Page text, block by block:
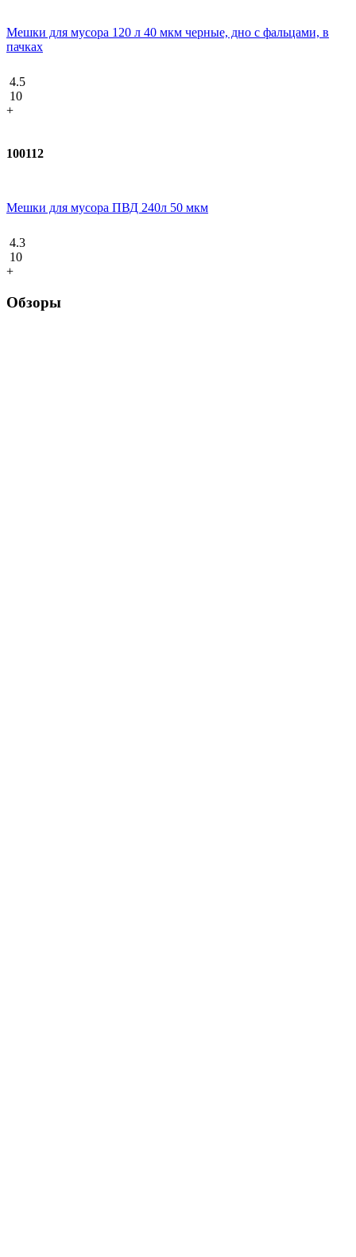
Мешки для мусора 120 л 40 мкм черные, дно с фальцами, в
пачках
4.5
10
+
100112
Мешки для мусора ПВД 240л 50 мкм
4.3
10
+
Обзоры